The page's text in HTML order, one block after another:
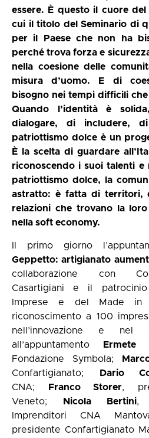
essere. È questo il cuore
cui il titolo del Seminario di
per il Paese che non ha
perché trova forza e
nella coesione delle
misura d’uomo. E di
bisogno nei tempi difficili
Quando l’identità è
dialogare, di includere,
patriottismo dolce è un
È la scelta di guardare
riconoscendo i suoi talenti e
patriottismo dolce, la
astratto: è fatta di territori,
relazioni che trovano la
nella soft economy.
Il primo giorno
Geppetto: artigianato
collaborazione con
Casartigiani e il
Imprese e del Made
riconoscimento a 100
nell’innovazione e nel
all’appuntamento Ermete
Fondazione Symbola;
Confartigianato; Dario
CNA; Franco Storer,
Veneto; Nicola Bertini,
Imprenditori CNA
presidente Confartigianato